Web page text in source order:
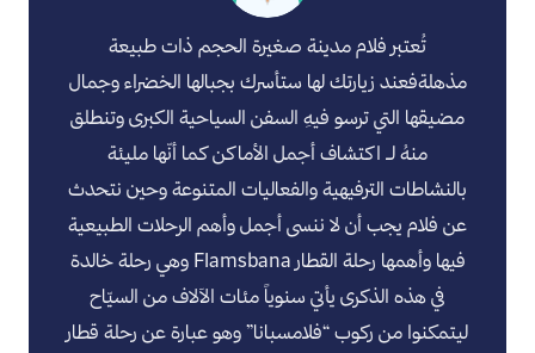
تُعتبر فلام مدينة صغيرة الحجم ذات طبيعة
مذهلةفعند زيارتك لها ستأسرك بجبالها الخضراء وجمال
مضيقها التي ترسو فيهِ السفن السياحية الكبرى وتنطلق
منهُ لـ اكتشاف أجمل الأماكن كما أنّها مليئة
بالنشاطات الترفيهية والفعاليات المتنوعة وحين نتحدث
عن فلام يجب أن لا ننسى أجمل وأهم الرحلات الطبيعية
فيها وأهمها رحلة القطار Flamsbana وهي رحلة خالدة
في هذه الذكرى يأتي سنوياً مئات الآلاف من السيّاح
ليتمكنوا من ركوب “فلامسبانا” وهو عبارة عن رحلة قطار